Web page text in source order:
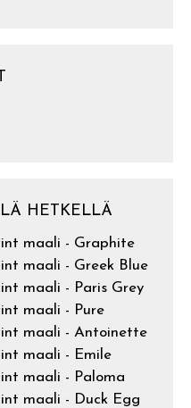
HETKELLÄ
maali - Graphite
maali - Greek Blue
maali - Paris Grey
maali - Pure
maali - Antoinette
maali - Emile
maali - Paloma
maali - Duck Egg